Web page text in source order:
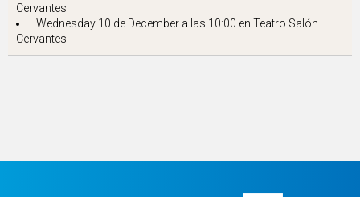
Cervantes
· Wednesday 10 de December a las 10:00 en Teatro Salón
Cervantes